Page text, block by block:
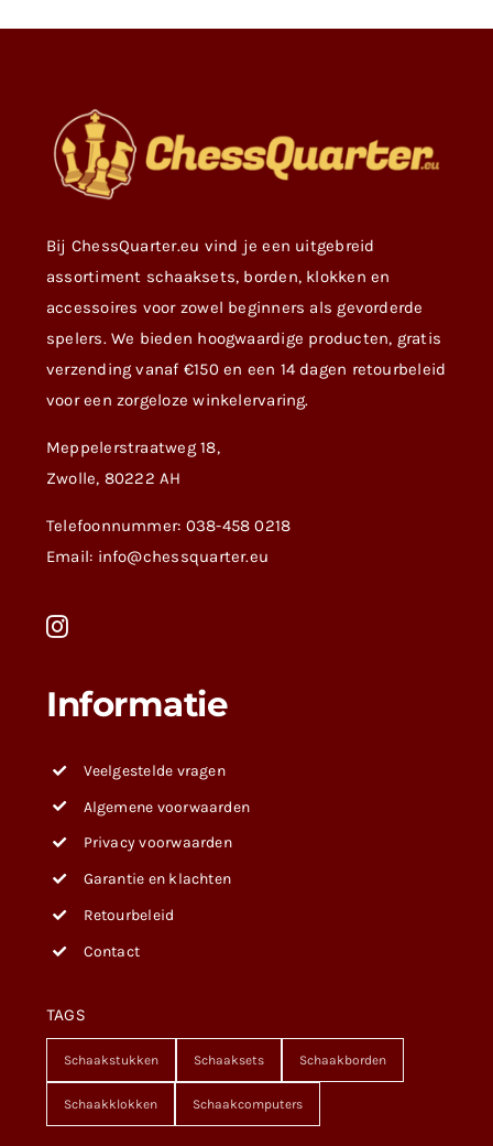
Bij ChessQuarter.eu vind je een uitgebreid
assortiment schaaksets, borden, klokken en
accessoires voor zowel beginners als gevorderde
spelers. We bieden hoogwaardige producten, gratis
verzending vanaf €150 en een 14 dagen retourbeleid
voor een zorgeloze winkelervaring.
Meppelerstraatweg 18,
Zwolle, 80222 AH
Telefoonnummer: 038-458 0218
Email: info@chessquarter.eu
Informatie
Veelgestelde vragen
Algemene voorwaarden
Privacy voorwaarden
Garantie en klachten
Retourbeleid
Contact
TAGS
Schaakstukken Schaaksets Schaakborden
Schaakklokken Schaakcomputers